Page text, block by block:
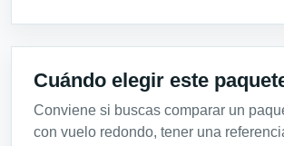
Cuándo elegir este
Conviene si buscas comparar un
con vuelo redondo, tener una